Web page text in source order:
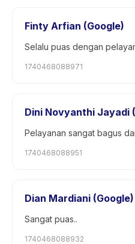
Finty Arfian (Google)
Selalu puas dengan
1740468088971
Dini Novyanthi Jayadi
Pelayanan sangat bagus
1740468088951
Dian Mardiani (Google)
Sangat puas..
1740468088932